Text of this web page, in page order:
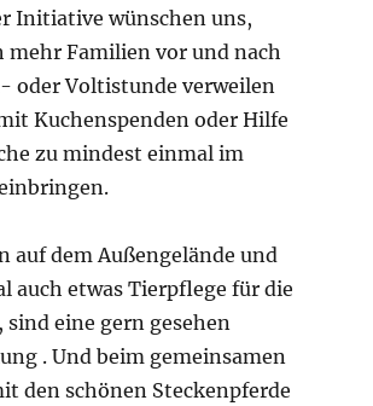
Initiative wünschen uns,
mehr Familien vor und nach
oder Voltistunde verweilen
Kuchenspenden oder Hilfe
zu mindest einmal im
auf dem Außengelände und
auch etwas Tierpflege für die
sind eine gern gesehen
. Und beim gemeinsamen
den schönen Steckenpferde